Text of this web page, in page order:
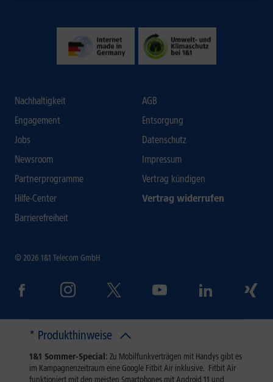
Nachhaltigkeit
Engagement
Jobs
Newsroom
Partnerprogramme
Hilfe-Center
Barrierefreiheit
AGB
Entsorgung
Datenschutz
Impressum
Vertrag kündigen
Vertrag widerrufen
© 2026 1&1 Telecom GmbH